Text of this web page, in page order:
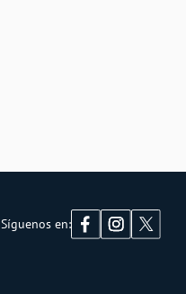
Síguenos en: